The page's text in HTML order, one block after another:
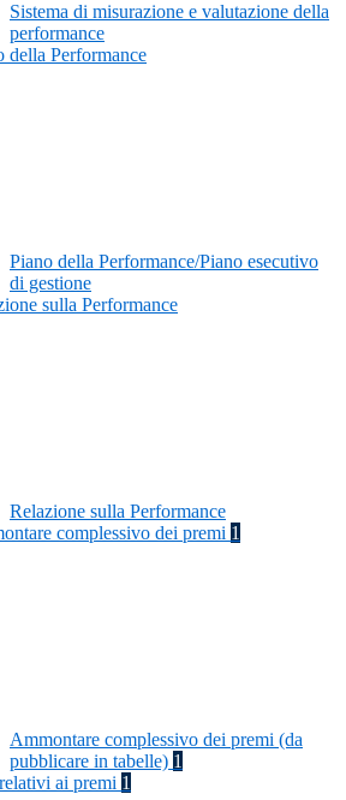
Sistema di misurazione e valutazione della
performance
della Performance
Piano della Performance/Piano esecutivo
di gestione
sulla Performance
Relazione sulla Performance
complessivo dei premi 1
Ammontare complessivo dei premi (da
pubblicare in tabelle) 1
ai premi 1